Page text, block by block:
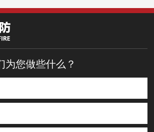
为您做些什么？